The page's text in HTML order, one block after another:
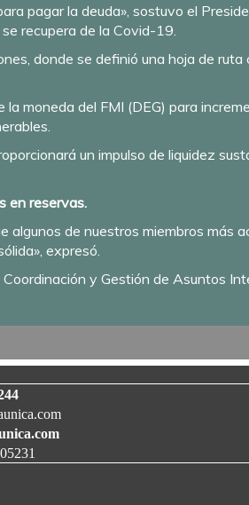
pagar la deuda», sostuvo el
recupera de la Covid-19.
donde se definió una hoja de
moneda del FMI (DEG) para
un impulso de liquidez
en reservas.
algunos de nuestros miembros más
expresó.
y Gestión de Asuntos